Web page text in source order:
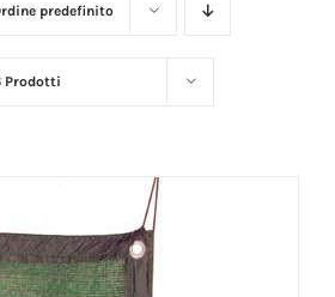
predefinito
Prodotti